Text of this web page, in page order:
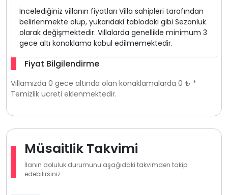
İncelediğiniz villanın fiyatları Villa sahipleri tarafından
belirlenmekte olup, yukarıdaki tablodaki gibi Sezonluk
olarak değişmektedir. Villalarda genellikle minimum 3
gece altı konaklama kabul edilmemektedir.
Fiyat Bilgilendirme
Villamızda 0 gece altında olan konaklamalarda 0 ₺ *
Temizlik ücreti eklenmektedir.
Müsaitlik Takvimi
İlanın doluluk durumunu aşağıdaki takvimden takip
edebilirsiniz.